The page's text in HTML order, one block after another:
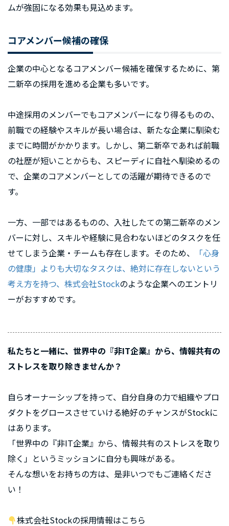
ムが強固になる効果も見込めます。
コアメンバー候補の確保
企業の中心となるコアメンバー候補を確保するために、第
二新卒の採用を進める企業も多いです。
中途採用のメンバーでもコアメンバーになり得るものの、
前職での経験やスキルが長い場合は、新たな企業に馴染む
までに時間がかかります。しかし、第二新卒であれば前職
の社歴が短いことからも、スピーディに自社へ馴染めるの
で、企業のコアメンバーとしての活躍が期待できるので
す。
一方、一部ではあるものの、入社したての第二新卒のメン
バーに対し、スキルや経験に見合わないほどのタスクを任
せてしまう企業・チームも存在します。そのため、
「心身
の健康」よりも大切なタスクは、絶対に存在しないという
考え方を持つ、株式会社Stockのような企業へのエントリ
ーがおすすめです。
私たちと一緒に、世界中の『非IT企業』から、情報共有の
ストレスを取り除きませんか？
自らオーナーシップを持って、自分自身の力で組織やプロ
ダクトをグロースさせていける絶好のチャンスがStockに
はあります。
「世界中の『非IT企業』から、情報共有のストレスを取り
除く」というミッションに自分も興味がある。
そんな想いをお持ちの方は、是非いつでもご連絡くださ
い！
株式会社Stockの採用情報はこちら